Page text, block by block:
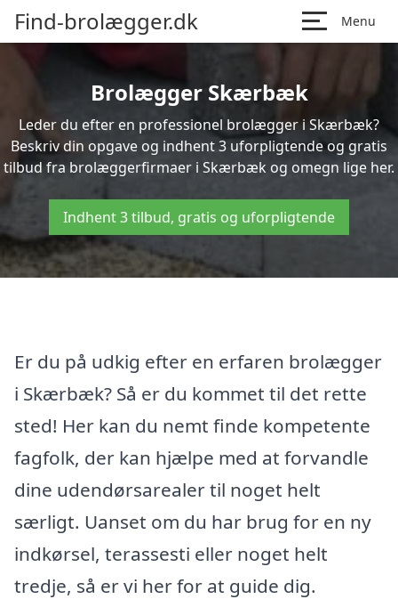
Find-brolægger.dk Menu
Brolægger Skærbæk
Leder du efter en professionel brolægger i Skærbæk?
Beskriv din opgave og indhent 3 uforpligtende og gratis
tilbud fra brolæggerfirmaer i Skærbæk og omegn lige her.
Indhent 3 tilbud, gratis og uforpligtende
Er du på udkig efter en erfaren brolægger
i Skærbæk? Så er du kommet til det rette
sted! Her kan du nemt finde kompetente
fagfolk, der kan hjælpe med at forvandle
dine udendørsarealer til noget helt
særligt. Uanset om du har brug for en ny
indkørsel, terassesti eller noget helt
tredje, så er vi her for at guide dig.